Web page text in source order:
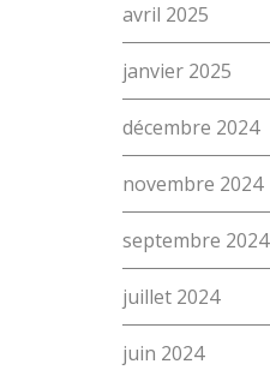
avril 2025
janvier 2025
décembre 2024
novembre 2024
septembre 2024
juillet 2024
juin 2024